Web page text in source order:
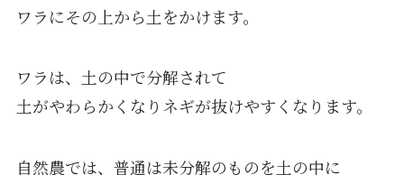
ワラにその上から土をかけます。
ワラは、土の中で分解されて
土がやわらかくなりネギが抜けやすくなります。
自然農では、普通は未分解のものを土の中に